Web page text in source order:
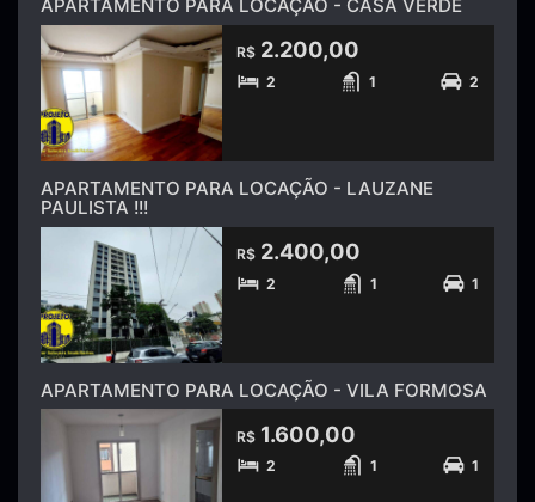
APARTAMENTO PARA LOCAÇÃO - CASA VERDE
R$ 2.200,00
2 1 2
APARTAMENTO PARA LOCAÇÃO - LAUZANE
PAULISTA !!!
R$ 2.400,00
2 1 1
APARTAMENTO PARA LOCAÇÃO - VILA FORMOSA
R$ 1.600,00
2 1 1